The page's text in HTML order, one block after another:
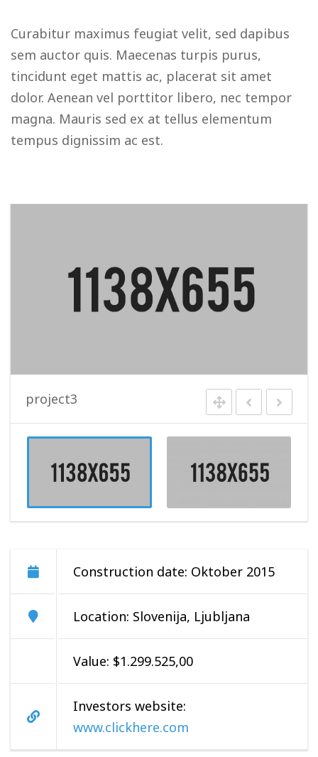
Curabitur maximus feugiat velit, sed dapibus
sem auctor quis. Maecenas turpis purus,
tincidunt eget mattis ac, placerat sit amet
dolor. Aenean vel porttitor libero, nec tempor
magna. Mauris sed ex at tellus elementum
tempus dignissim ac est.
project3
Construction date: Oktober 2015
Location: Slovenija, Ljubljana
Value: $1.299.525,00
Investors website:
www.clickhere.com